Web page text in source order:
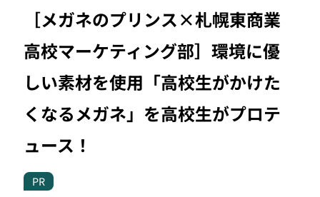
［メガネのプリンス×札幌東商業
高校マーケティング部］環境に優
しい素材を使用「高校生がかけた
くなるメガネ」を高校生がプロテ
ュース！
PR